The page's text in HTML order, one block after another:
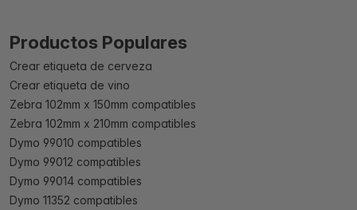
Productos Populares
Crear etiqueta de cerveza
Crear etiqueta de vino
Zebra 102mm x 150mm compatibles
Zebra 102mm x 210mm compatibles
Dymo 99010 compatibles
Dymo 99012 compatibles
Dymo 99014 compatibles
Dymo 11352 compatibles